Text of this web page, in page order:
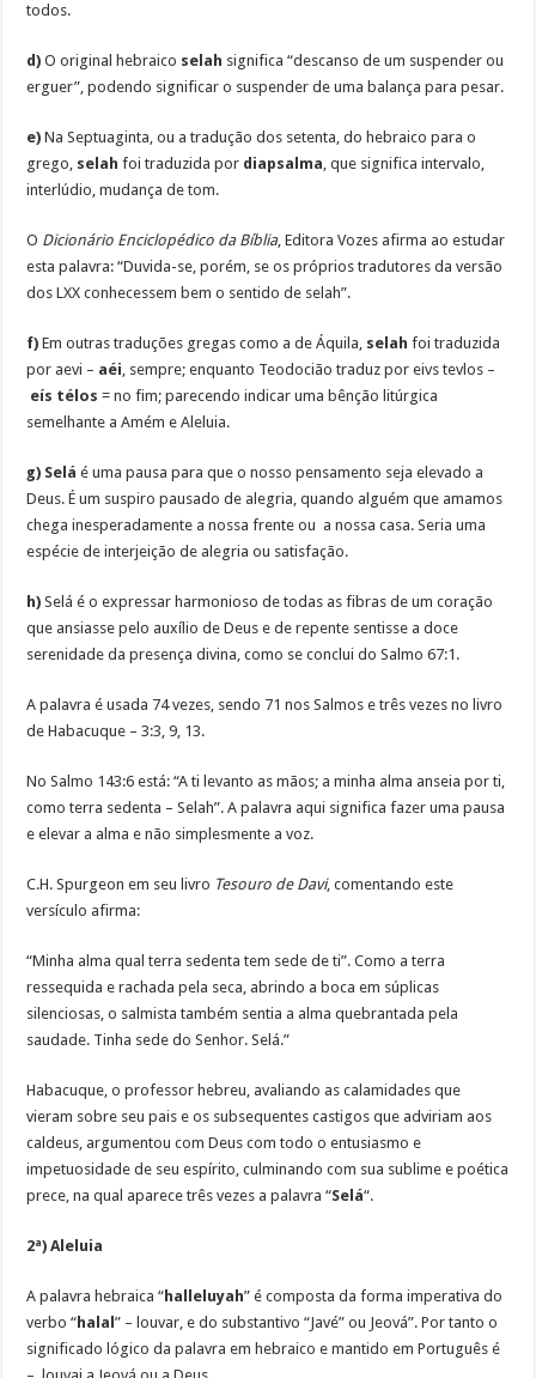
todos.
d)O original hebraico selah significa “descanso de um suspender ou
erguer”, podendo significar o suspender de uma balança para pesar.
e)Na Septuaginta, ou a tradução dos setenta, do hebraico para o
grego, selahfoi traduzida por diapsalma, que significa intervalo,
interlúdio, mudança de tom.
O Dicionário Enciclopédico da Bíblia, Editora Vozes afirma ao estudar
esta palavra: “Duvida-se, porém, se os próprios tradutores da versão
dos LXX conhecessem bem o sentido de selah”.
f)Em outras traduções gregas como a de Áquila, selahfoi traduzida
por aevi – aéi, sempre; enquanto Teodocião traduz por eivs tevlos –
eís télos = no fim; parecendo indicar uma bênção litúrgica
semelhante a Amém e Aleluia.
g) Selá é uma pausa para que o nosso pensamento seja elevado a
Deus. É um suspiro pausado de alegria, quando alguém que amamos
chega inesperadamente a nossa frente ou a nossa casa. Seria uma
espécie de interjeição de alegria ou satisfação.
h)Selá é o expressar harmonioso de todas as fibras de um coração
que ansiasse pelo auxílio de Deus e de repente sentisse a doce
serenidade da presença divina, como se conclui do Salmo 67:1.
A palavra é usada 74 vezes, sendo 71 nos Salmos e três vezes no livro
de Habacuque – 3:3, 9, 13.
No Salmo 143:6 está: “A ti levanto as mãos; a minha alma anseia por ti,
como terra sedenta – Selah”. A palavra aqui significa fazer uma pausa
e elevar a alma e não simplesmente a voz.
C.H. Spurgeon em seu livro Tesouro de Davi, comentando este
versículo afirma:
“Minha alma qual terra sedenta tem sede de ti”. Como a terra
ressequida e rachada pela seca, abrindo a boca em súplicas
silenciosas, o salmista também sentia a alma quebrantada pela
saudade. Tinha sede do Senhor. Selá.”
Habacuque, o professor hebreu, avaliando as calamidades que
vieram sobre seu pais e os subsequentes castigos que adviriam aos
caldeus, argumentou com Deus com todo o entusiasmo e
impetuosidade de seu espírito, culminando com sua sublime e poética
prece, na qual aparece três vezes a palavra “Selá“.
2ª) Aleluia
A palavra hebraica “ halleluyah” é composta da forma imperativa do
verbo “ halal” – louvar, e do substantivo “Javé” ou Jeová”. Por tanto o
significado lógico da palavra em hebraico e mantido em Português é